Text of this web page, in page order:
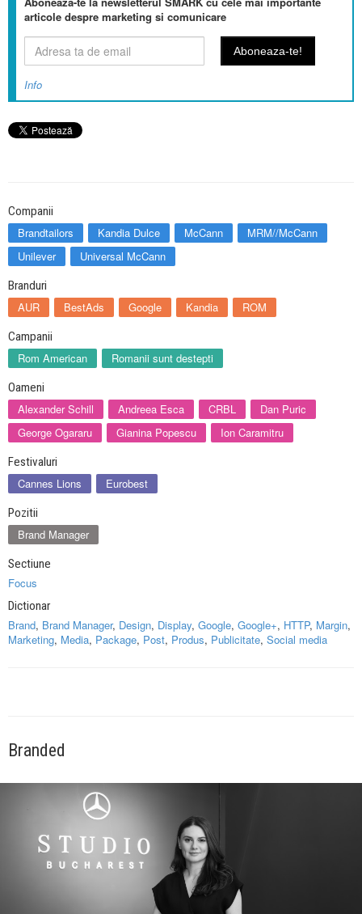
articole despre marketing si comunicare
Info
Companii
Brandtailors Kandia Dulce McCann
MRM//McCann
Unilever
Universal McCann
Branduri
AUR BestAds Google Kandia ROM
Campanii
Rom American Romanii sunt destepti
Oameni
Alexander Schill Andreea Esca CRBL
Dan Puric
George Ogararu
Gianina Popescu Ion Caramitru
Festivaluri
Cannes Lions Eurobest
Pozitii
Brand Manager
Sectiune
Focus
Dictionar
Brand, Brand Manager, Design, Display, Google, Google+, HTTP, Margin,
Marketing, Media, Package, Post, Produs, Publicitate, Social media
Branded